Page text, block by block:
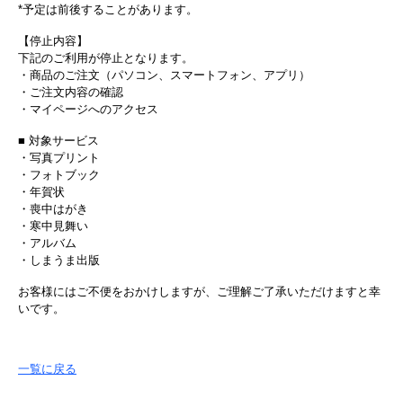
*予定は前後することがあります。
【停止内容】
下記のご利用が停止となります。
・商品のご注文（パソコン、スマートフォン、アプリ）
・ご注文内容の確認
・マイページへのアクセス
■ 対象サービス
・写真プリント
・フォトブック
・年賀状
・喪中はがき
・寒中見舞い
・アルバム
・しまうま出版
お客様にはご不便をおかけしますが、ご理解ご了承いただけますと幸
いです。
一覧に戻る